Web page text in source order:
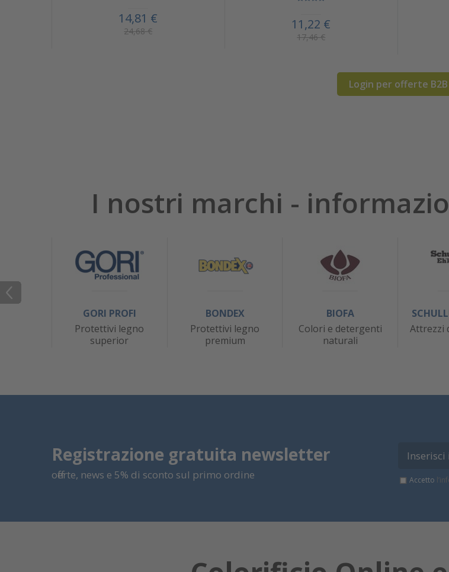
14,81 €
24,68 € 11,22 €
17,46 €
Login per offerte B2B
I nostri marchi -
GORI PROFI
Protettivi legno
superior
BONDEX
Protettivi legno
premium
BIOFA
Colori e detergenti
naturali
Attrezzi
Registrazione gratuita newsletter
offerte, news e 5% di sconto sul primo ordine Accetto